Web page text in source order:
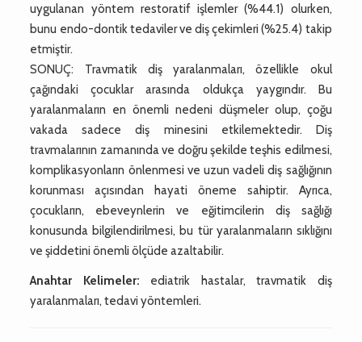
uygulanan yöntem restoratif işlemler (%44.1) olurken,
bunu endo-dontik tedaviler ve diş çekimleri (%25.4) takip
etmiştir.
SONUÇ: Travmatik diş yaralanmaları, özellikle okul
çağındaki çocuklar arasında oldukça yaygındır. Bu
yaralanmaların en önemli nedeni düşmeler olup, çoğu
vakada sadece diş minesini etkilemektedir. Diş
travmalarının zamanında ve doğru şekilde teşhis edilmesi,
komplikasyonların önlenmesi ve uzun vadeli diş sağlığının
korunması açısından hayati öneme sahiptir. Ayrıca,
çocukların, ebeveynlerin ve eğitimcilerin diş sağlığı
konusunda bilgilendirilmesi, bu tür yaralanmaların sıklığını
ve şiddetini önemli ölçüde azaltabilir.
Anahtar Kelimeler: ediatrik hastalar, travmatik diş
yaralanmaları, tedavi yöntemleri.